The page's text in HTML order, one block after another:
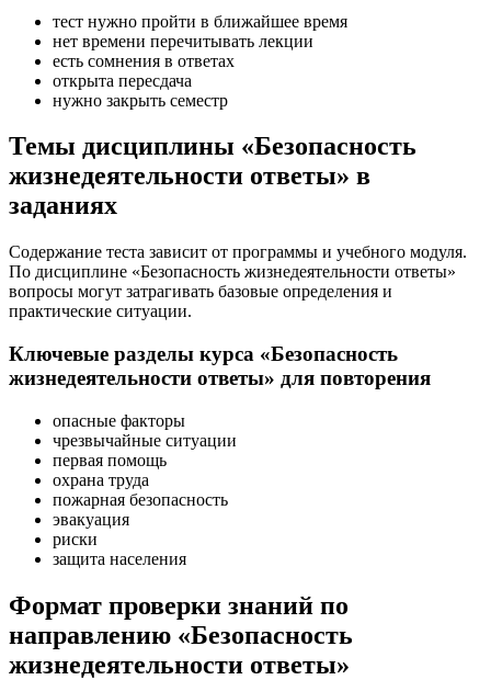
тест нужно пройти в ближайшее время
нет времени перечитывать лекции
есть сомнения в ответах
открыта пересдача
нужно закрыть семестр
Темы дисциплины «Безопасность
жизнедеятельности ответы» в
заданиях
Содержание теста зависит от программы и учебного модуля.
По дисциплине «Безопасность жизнедеятельности ответы»
вопросы могут затрагивать базовые определения и
практические ситуации.
Ключевые разделы курса «Безопасность
жизнедеятельности ответы» для повторения
опасные факторы
чрезвычайные ситуации
первая помощь
охрана труда
пожарная безопасность
эвакуация
риски
защита населения
Формат проверки знаний по
направлению «Безопасность
жизнедеятельности ответы»